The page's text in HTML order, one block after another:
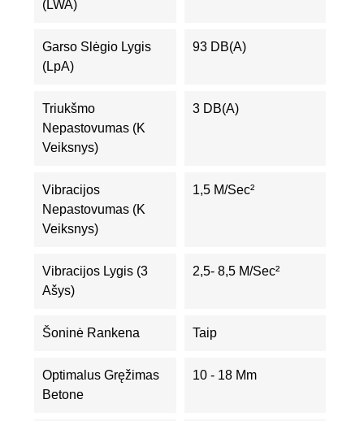
(LWA)
Garso Slėgio Lygis
(LpA)
93 DB(A)
Triukšmo
Nepastovumas (K
Veiksnys)
3 DB(A)
Vibracijos
Nepastovumas (K
Veiksnys)
1,5 M/sec²
Vibracijos Lygis (3
Ašys)
2,5- 8,5 M/sec²
Šoninė Rankena Taip
Optimalus Gręžimas
Betone
10 - 18 Mm